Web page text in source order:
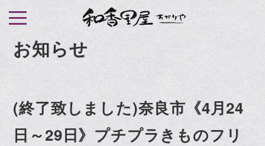
お知らせ
(終了致しました)奈良市《4月24
日～29日》プチプラきものフリ